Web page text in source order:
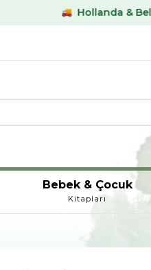
Hollanda & Belçika €59,-
Bebek & Çocuk
Kitapları